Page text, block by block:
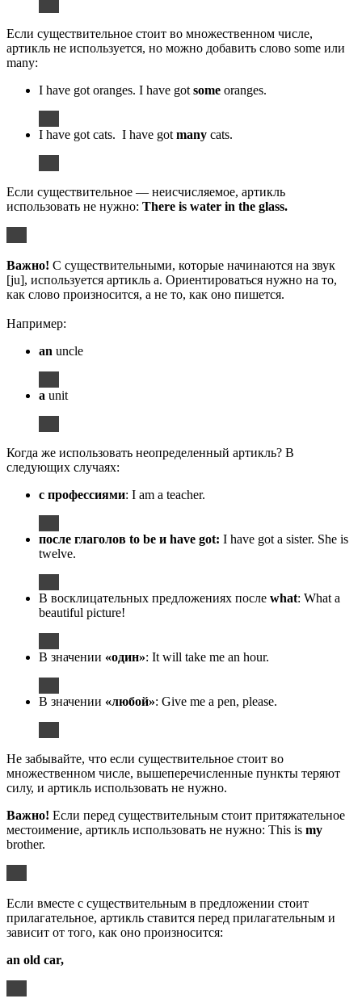
Если существительное стоит во множественном числе,
артикль не используется, но можно добавить слово some или
many:
I have got oranges. I have got some oranges.
I have got cats. I have got many cats.
Если существительное — неисчисляемое, артикль
использовать не нужно: There is water in the glass.
Важно! С существительными, которые начинаются на звук
[ju], используется артикль a. Ориентироваться нужно на то,
как слово произносится, а не то, как оно пишется.
Например:
an uncle
a unit
Когда же использовать неопределенный артикль? В
следующих случаях:
с профессиями: I am a teacher.
после глаголов to be и have got: I have got a sister. She is
twelve.
В восклицательных предложениях после what: What a
beautiful picture!
В значении «один»: It will take me an hour.
В значении «любой»: Give me a pen, please.
Не забывайте, что если существительное стоит во
множественном числе, вышеперечисленные пункты теряют
силу, и артикль использовать не нужно.
Важно! Если перед существительным стоит притяжательное
местоимение, артикль использовать не нужно: This is my
brother.
Если вместе с существительным в предложении стоит
прилагательное, артикль ставится перед прилагательным и
зависит от того, как оно произносится:
an old car,